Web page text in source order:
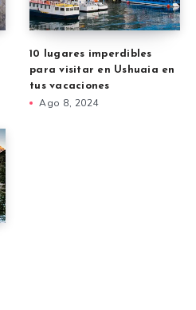
10 lugares imperdibles
para visitar en Ushuaia en
tus vacaciones
Ago 8, 2024